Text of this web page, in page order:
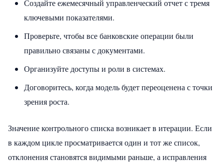
Создайте ежемесячный управленческий отчет с тремя
ключевыми показателями.
Проверьте, чтобы все банковские операции были
правильно связаны с документами.
Организуйте доступы и роли в системах.
Договоритесь, когда модель будет переоценена с точки
зрения роста.
Значение контрольного списка возникает в итерации. Если
в каждом цикле просматривается один и тот же список,
отклонения становятся видимыми раньше, а исправления